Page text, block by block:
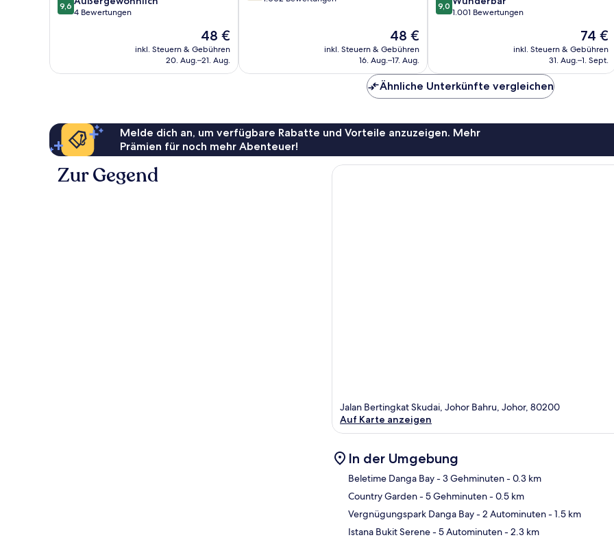
Central
von
9,6
4 Bewertungen
Der
Preis
beträgt
48 €
inkl. Steuern & Gebühren
20. Aug.–21. Aug.
Der
Preis
beträgt
48 €
inkl. Steuern & Gebühren
16. Aug.–17. Aug.
von
9,0
1.001 Bewertungen
Der
Preis
beträgt
74 €
inkl. Steuern & Gebühren
31. Aug.–1. Sept.
Ähnliche Unterkünfte vergleichen
Melde dich an, um verfügbare Rabatte und Vorteile anzuzeigen. Mehr
Prämien für noch mehr Abenteuer!
Zur Gegend
Jalan Bertingkat Skudai, Johor Bahru, Johor, 80200
Auf Karte anzeigen
In der Umgebung
Beletime Danga Bay- 3 Gehminuten- 0.3 km
Country Garden- 5 Gehminuten- 0.5 km
Vergnügungspark Danga Bay- 2 Autominuten- 1.5 km
Istana Bukit Serene- 5 Autominuten- 2.3 km